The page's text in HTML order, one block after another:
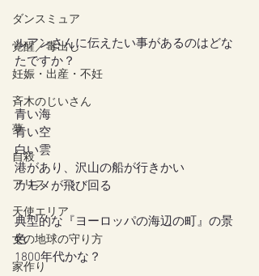
ダンスミュア
覚醒／毒出し
妊娠・出産・不妊
斉木のじいさん
夢
自殺
アリス
天使エリア
女の地球の守り方
家作り
ルアンさんに伝えたい事があるのはどな
たですか？
青い海
青い空
白い雲
港があり、沢山の船が行きかい
カモメが飛び回る
典型的な『ヨーロッパの海辺の町』の景
色
1800年代かな？